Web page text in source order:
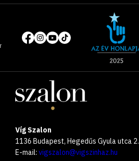
Közösségi
média
the
Víg Szalon
1136 Budapest, Hegedűs Gyula utca 2.
E-mail: vigszalon@vigszinhaz.hu